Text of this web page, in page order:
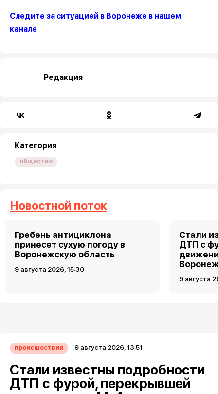
Следите за ситуацией в Воронеже в нашем
канале
Редакция
Категория
общество
Новостной поток
Гребень антициклона
принесет сухую погоду в
Воронежскую область
9 августа 2026, 15:30
Стали
ДТП с
9 августа
происшествия 9 августа 2026, 13:51
Стали известны подробности
ДТП с фурой, перекрывшей